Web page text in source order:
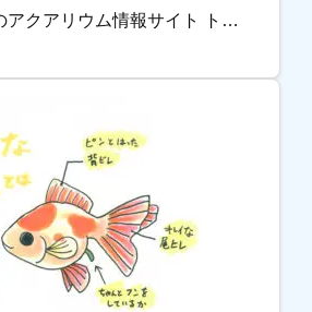
アクアリウム情報サイト トロ
制 […]